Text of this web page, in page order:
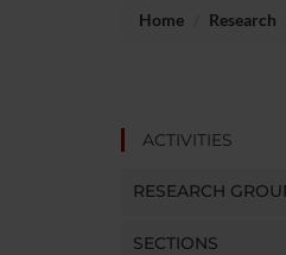
Home Research
ACTIVITIES
RESEARCH
SECTIONS